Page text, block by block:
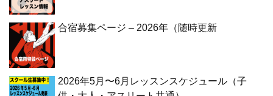
合宿募集ページ – 2026年（随時更新
2026年5月〜6月レッスンスケジュール（子